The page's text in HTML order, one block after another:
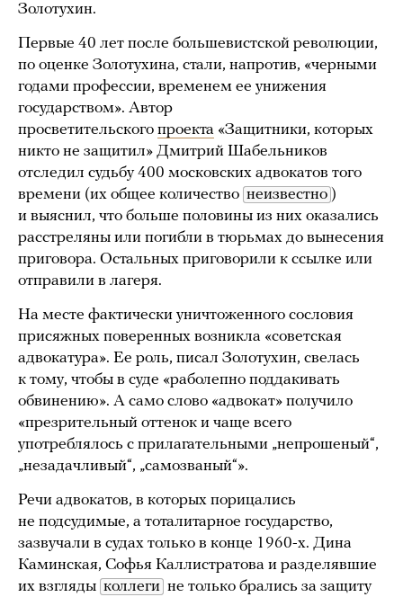
Золотухин.
Первые 40 лет после большевистской революции,
по оценке Золотухина, стали, напротив, «черными
годами профессии, временем ее унижения
государством». Автор
просветительского проекта «Защитники, которых
никто не защитил» Дмитрий Шабельников
отследил судьбу 400 московских адвокатов того
времени (их общее количество неизвестно )
и выяснил, что больше половины из них оказались
расстреляны или погибли в тюрьмах до вынесения
приговора. Остальных приговорили к ссылке или
отправили в лагеря.
На месте фактически уничтоженного сословия
присяжных поверенных возникла «советская
адвокатура». Ее роль, писал Золотухин, свелась
к тому, чтобы в суде «раболепно поддакивать
обвинению». А само слово «адвокат» получило
«презрительный оттенок и чаще всего
употреблялось с прилагательными „непрошеный“,
„незадачливый“, „самозваный“».
Речи адвокатов, в которых порицались
не подсудимые, а тоталитарное государство,
зазвучали в судах только в конце 1960-х. Дина
Каминская, Софья Каллистратова и разделявшие
их взгляды коллеги не только брались за защиту